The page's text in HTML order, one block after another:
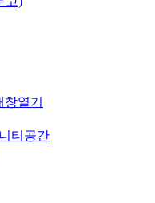
티공간